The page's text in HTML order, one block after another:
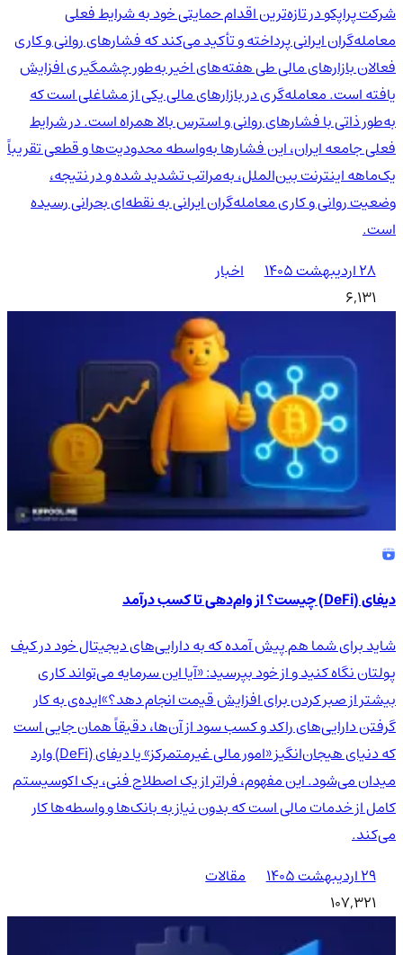
شرکت پراپکو در تازه‌ترین اقدام حمایتی خود به شرایط فعلی
معامله‌گران ایرانی پرداخته و تأکید می‌کند که فشارهای روانی و کاری
فعالان بازارهای مالی طی هفته‌های اخیر به‌طور چشمگیری افزایش
یافته است. معامله‌گری در بازارهای مالی یکی از مشاغلی است که
به‌طور ذاتی با فشارهای روانی و استرس بالا همراه است. در شرایط
فعلی جامعه ایران، این فشارها به‌واسطه محدودیت‌ها و قطعی تقریباً
یک‌ماهه اینترنت بین‌الملل، به‌مراتب تشدید شده و در نتیجه،
وضعیت روانی و کاری معامله‌گران ایرانی به نقطه‌ای بحرانی رسیده
است.
۲۸ اردیبهشت ۱۴۰۵
اخبار
6,131
دیفای (DeFi) چیست؟ از وام‌دهی تا کسب درآمد
شاید برای شما هم پیش آمده که به دارایی‌های دیجیتال خود در کیف
پولتان نگاه کنید و از خود بپرسید: «آیا این سرمایه می‌تواند کاری
بیشتر از صبر کردن برای افزایش قیمت انجام دهد؟»ایده‌ی به کار
گرفتن دارایی‌های راکد و کسب سود از آن‌ها، دقیقاً همان جایی است
که دنیای هیجان‌انگیز «امور مالی غیرمتمرکز» یا دیفای (DeFi) وارد
میدان می‌شود. این مفهوم، فراتر از یک اصطلاح فنی، یک اکوسیستم
کامل از خدمات مالی است که بدون نیاز به بانک‌ها و واسطه‌ها کار
می‌کند.
۲۹ اردیبهشت ۱۴۰۵
مقالات
107,321